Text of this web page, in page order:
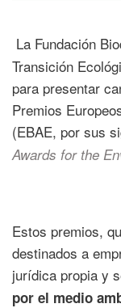
La Fundación
Transición
para presentar
Premios
(EBAE, por sus
Awards for the
Estos premios,
destinados a
jurídica propia y
por el medio